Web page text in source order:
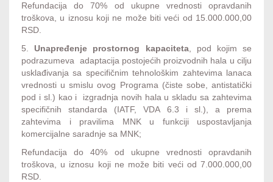
Refundacija do 70% od ukupne vrednosti opravdanih
troškova, u iznosu koji ne može biti veći od 15.000.000,00
RSD.
5. Unapređenje prostornog kapaciteta, pod kojim se
podrazumeva adaptacija postojećih proizvodnih hala u cilju
usklađivanja sa specifičnim tehnološkim zahtevima lanaca
vrednosti u smislu ovog Programa (čiste sobe, antistatički
pod i sl.) kao i izgradnja novih hala u skladu sa zahtevima
specifičnih standarda (IATF, VDA 6.3 i sl.), a prema
zahtevima i pravilima MNK u funkciji uspostavljanja
komercijalne saradnje sa MNK;
Refundacija do 40% od ukupne vrednosti opravdanih
troškova, u iznosu koji ne može biti veći od 7.000.000,00
RSD.